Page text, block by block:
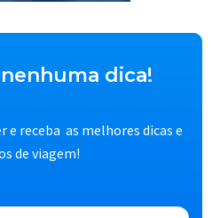
dica!
e receba as melhores dicas e
de viagem!